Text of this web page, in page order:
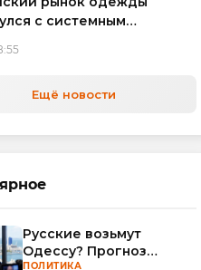
с системным
Ещё новости
Русские возьмут
Одессу? Прогноз
ПОЛИТИКА